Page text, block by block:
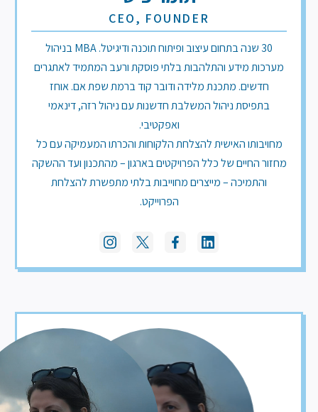
CEO, FOUNDER
30 שנה בתחום עיצוב ופיתוח תוכנה ודיגיטל. MBA בניהול
מערכות מידע והתלהבות בלתי פוסקת ורעב המתמיד לאתגרים
חדשים. מתכנת מלידה ודובר קוד ברמת שפת אם. אוחז
בתפיסת ניהול המשלבת חדשנות עם ניהול רזה, דינאמי
ואפקטיבי.
מחויבותו האישית להצלחת הלקוחות והכרתו המעמיקה עם כל
מחזור החיים של כלל הפרויקטים בארגון – מהתכנון ועד ההשקה
והתמיכה – מייצרים מחוייבות בלתי מתפשרת להצלחת
הפרוייקט.
video
file